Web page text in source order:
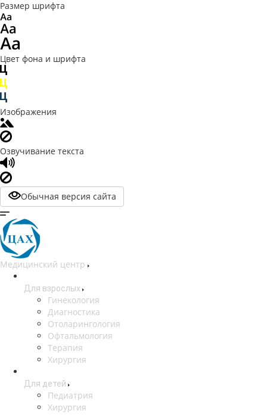
Размер шрифта
Цвет фона и шрифта
Изображения
Озвучивание текста
Обычная версия сайта
Медицинский центр
Для взрослых
Гинекология
Диагностика
Отоларингология
Офтальмология
Терапия
Хирургия
Для детей
Педиатрия
Хирургия